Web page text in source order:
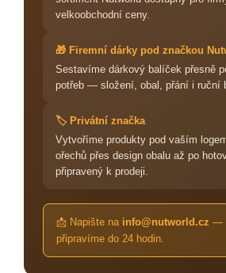
velkoobchodní ceny.
🎁 Firemní dárky pod značkou
Sestavíme dárkový balíček přesně
potřeb — složení, obal, přání i ruční
🏷️ Privátní značka
Vytvoříme produkty pod vaším
ořechů přes design obalu až po
připravený k prodeji.
📩 Napište na info@nutworld.cz —
připravíme do 24 hodin.